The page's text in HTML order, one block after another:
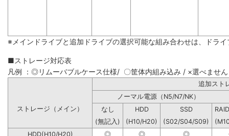
※メインドライブと追加ドライブの選択可能な組み合わせは、ドラ
■ストレージ対応表
凡例 ：◎リムーバブルケース仕様/ 〇筐体内組み込み / ×選べません
追
ノーマル電源（N5/N7/NK）
ストレージ（メイン）
なし HDD SSD
(無記入)
(H10/H20) (S02/S04/S09)
HDD(H10/H20)
◎ ◎ ◎